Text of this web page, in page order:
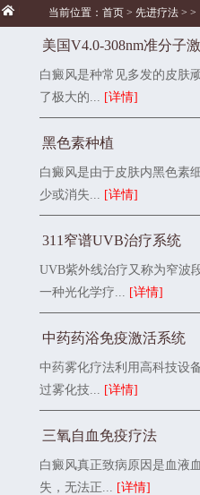
当前位置： 首页> 先进疗法> >
美国V4.0-308nm准分子
白癜风是种常见多发的皮肤
了极大的... [详情]
黑色素种植
白癜风是由于皮肤内黑色素
少或消失... [详情]
311窄谱UVB治疗系统
UVB紫外线治疗又称为窄波
一种光化学疗... [详情]
中药药浴免疫激活系统
中药雾化疗法利用高科技设
过雾化技... [详情]
三氧自血免疫疗法
白癜风真正致病原因是血液
失，无法正... [详情]